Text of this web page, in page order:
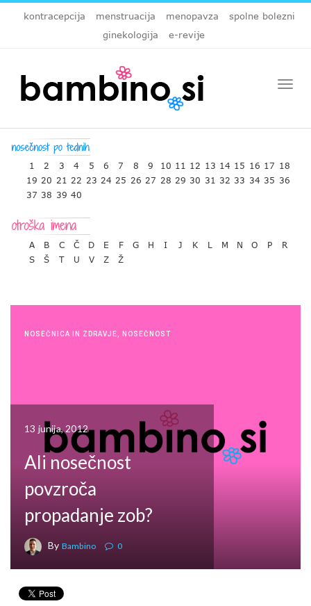
kontracepcija menstruacija menopavza
spolne bolezni
ginekologija
e-revije
1 2 3 4 5 6 7 8 9 10 11 12 13 14 15 16 17 18
19 20 21 22 23 24 25 26 27 28 29 30 31 32 33 34 35 36
37 38 39 40
A B C Č D E F G H I J K L M N O P
R
S
Š T U V Z Ž
NOSEČNICA IN ZDRAVJE NOSEČNOST
13 junija, 2012
Ali nosečnost
povzroča
propadanje zob?
By Bambino 0